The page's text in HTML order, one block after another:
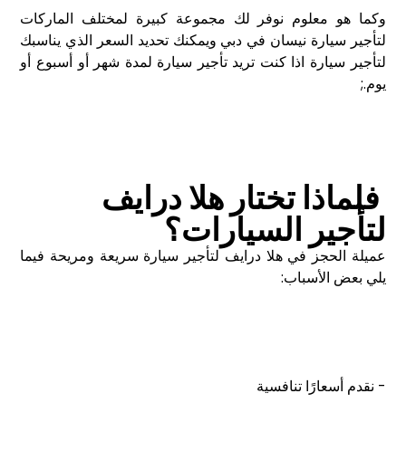
وكما هو معلوم نوفر لك مجموعة كبيرة لمختلف الماركات
لتأجير سيارة نيسان في دبي ويمكنك تحديد السعر الذي يناسبك
لتأجير سيارة اذا كنت تريد تأجير سيارة لمدة شهر أو أسبوع أو
يوم.;
فلماذا تختار هلا درايف
لتأجير السيارات؟
عميلة الحجز في هلا درايف لتأجير سيارة سريعة ومريحة فيما
يلي بعض الأسباب:
- نقدم أسعارًا تنافسية